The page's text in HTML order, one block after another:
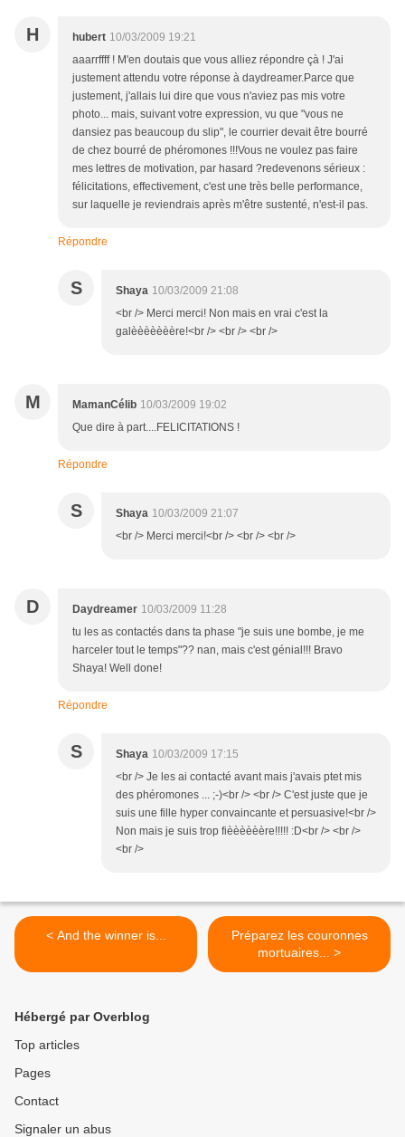
H hubert 10/03/2009 19:21
aaarrffff ! M'en doutais que vous alliez répondre çà ! J'ai
justement attendu votre réponse à daydreamer.Parce que
justement, j'allais lui dire que vous n'aviez pas mis votre
photo... mais, suivant votre expression, vu que "vous ne
dansiez pas beaucoup du slip", le courrier devait être bourré
de chez bourré de phéromones !!!Vous ne voulez pas faire
mes lettres de motivation, par hasard ?redevenons sérieux :
félicitations, effectivement, c'est une très belle performance,
sur laquelle je reviendrais après m'être sustenté, n'est-il pas.
Répondre
S Shaya 10/03/2009 21:08
<br /> Merci merci! Non mais en vrai c'est la
galèèèèèèère!<br /> <br /> <br />
M MamanCélib 10/03/2009 19:02
Que dire à part....FELICITATIONS !
Répondre
S Shaya 10/03/2009 21:07
<br /> Merci merci!<br /> <br /> <br />
D Daydreamer 10/03/2009 11:28
tu les as contactés dans ta phase "je suis une bombe, je me
harceler tout le temps"?? nan, mais c'est génial!!! Bravo
Shaya! Well done!
Répondre
S Shaya 10/03/2009 17:15
<br /> Je les ai contacté avant mais j'avais ptet mis
des phéromones ... ;-)<br /> <br /> C'est juste que je
suis une fille hyper convaincante et persuasive!<br />
Non mais je suis trop fièèèèèère!!!!! :D<br /> <br />
<br />
< And the winner is...
Préparez les couronnes
mortuaires... >
Hébergé par Overblog
Top articles
Pages
Contact
Signaler un abus